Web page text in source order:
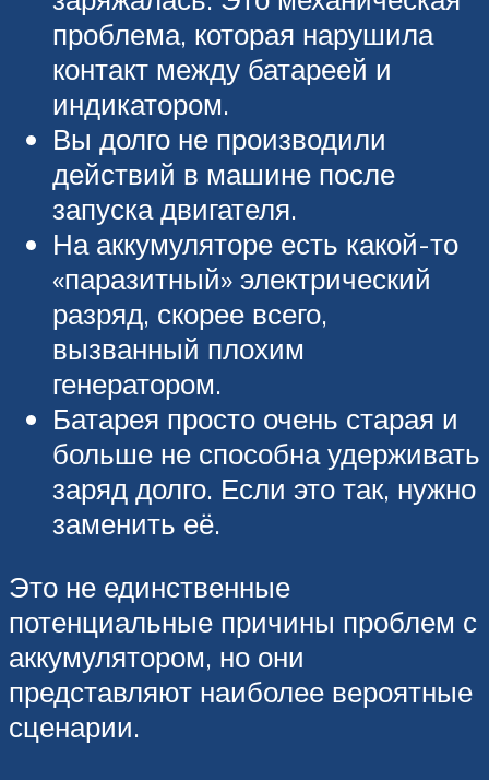
проблема, которая нарушила
контакт между батареей и
индикатором.
Вы долго не производили
действий в машине после
запуска двигателя.
На аккумуляторе есть какой-то
«паразитный» электрический
разряд, скорее всего,
вызванный плохим
генератором.
Батарея просто очень старая и
больше не способна удерживать
заряд долго. Если это так, нужно
заменить её.
Это не единственные
потенциальные причины проблем с
аккумулятором, но они
представляют наиболее вероятные
сценарии.